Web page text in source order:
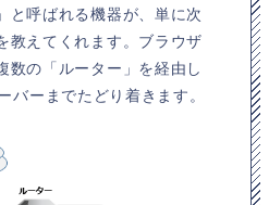
と呼ばれる機器が、単に次
教えてくれます。ブラウザ
数の「ルーター」を経由し
ーまでたどり着きます。